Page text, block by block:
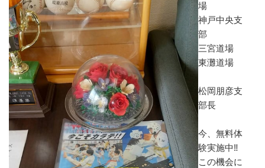
場
神戸中央支
部
三宮道場
東灘道場
松岡朋彦支
部長
今、無料体
験実施中‼️
この機会に